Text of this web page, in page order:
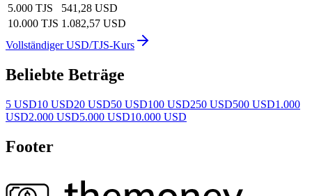
5.000 TJS
541,28 USD
10.000 TJS 1.082,57 USD
Vollständiger USD/TJS-Kurs
Beliebte Beträge
5 USD10 USD20 USD50 USD100 USD250 USD500 USD1.000
USD2.000 USD5.000 USD10.000 USD
Footer